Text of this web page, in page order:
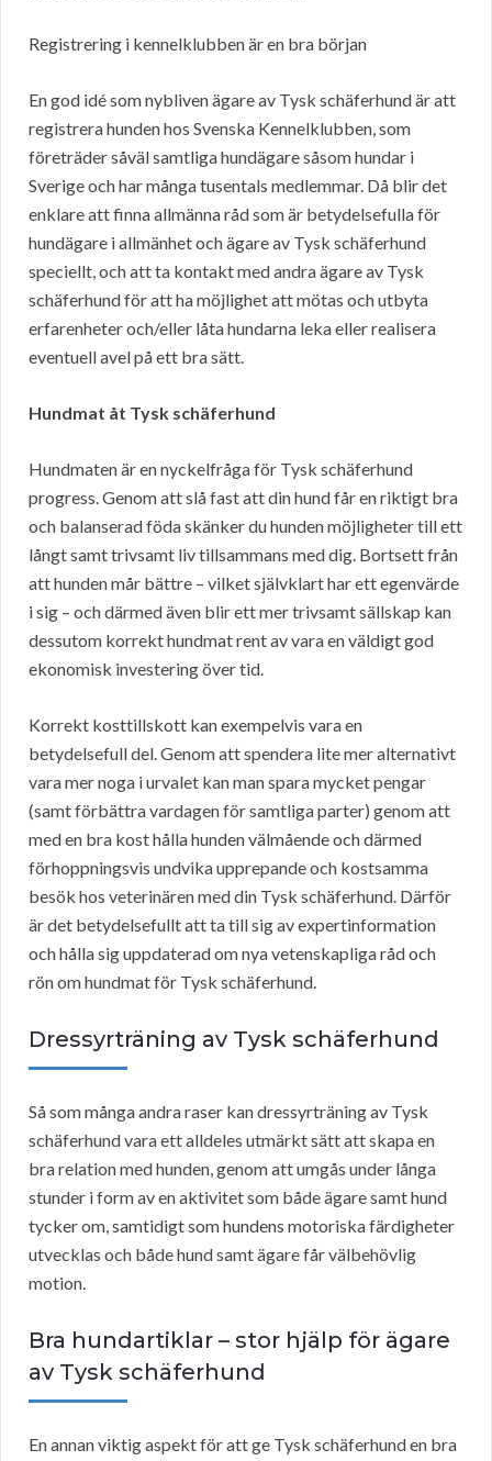
Registrering i kennelklubben är en bra början
En god idé som nybliven ägare av Tysk schäferhund är att
registrera hunden hos Svenska Kennelklubben, som
företräder såväl samtliga hundägare såsom hundar i
Sverige och har många tusentals medlemmar. Då blir det
enklare att finna allmänna råd som är betydelsefulla för
hundägare i allmänhet och ägare av Tysk schäferhund
speciellt, och att ta kontakt med andra ägare av Tysk
schäferhund för att ha möjlighet att mötas och utbyta
erfarenheter och/eller låta hundarna leka eller realisera
eventuell avel på ett bra sätt.
Hundmat åt Tysk schäferhund
Hundmaten är en nyckelfråga för Tysk schäferhund
progress. Genom att slå fast att din hund får en riktigt bra
och balanserad föda skänker du hunden möjligheter till ett
långt samt trivsamt liv tillsammans med dig. Bortsett från
att hunden mår bättre – vilket självklart har ett egenvärde
i sig – och därmed även blir ett mer trivsamt sällskap kan
dessutom korrekt hundmat rent av vara en väldigt god
ekonomisk investering över tid.
Korrekt kosttillskott kan exempelvis vara en
betydelsefull del. Genom att spendera lite mer alternativt
vara mer noga i urvalet kan man spara mycket pengar
(samt förbättra vardagen för samtliga parter) genom att
med en bra kost hålla hunden välmående och därmed
förhoppningsvis undvika upprepande och kostsamma
besök hos veterinären med din Tysk schäferhund. Därför
är det betydelsefullt att ta till sig av expertinformation
och hålla sig uppdaterad om nya vetenskapliga råd och
rön om hundmat för Tysk schäferhund.
Dressyrträning av Tysk schäferhund
Så som många andra raser kan dressyrträning av Tysk
schäferhund vara ett alldeles utmärkt sätt att skapa en
bra relation med hunden, genom att umgås under långa
stunder i form av en aktivitet som både ägare samt hund
tycker om, samtidigt som hundens motoriska färdigheter
utvecklas och både hund samt ägare får välbehövlig
motion.
Bra hundartiklar – stor hjälp för ägare
av Tysk schäferhund
En annan viktig aspekt för att ge Tysk schäferhund en bra